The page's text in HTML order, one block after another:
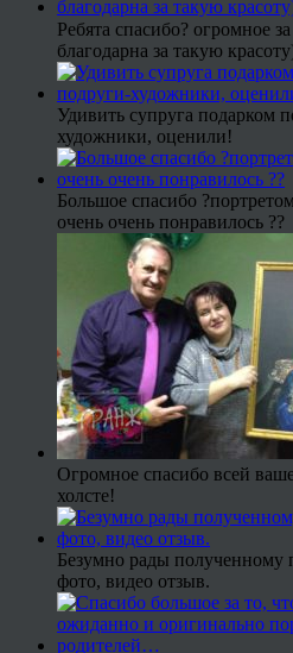
Ребята спасибо? огромное
благодарна за такую
Удивить супруга подарком
художники, оценили!
Большое спасибо
очень очень понравилось ??
Огромное спасибо всей
холсте!
Безумно рады полученному
фото, видео отзыв.